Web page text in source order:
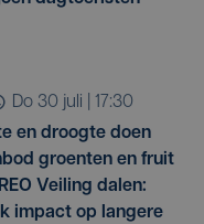
do 30 juli | 17:30
en droogte doen
groenten en fruit
Veiling dalen:
impact op langere